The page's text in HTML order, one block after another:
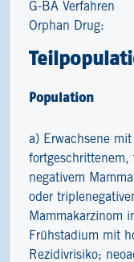
G-BA Verfahren
Orphan Drug:
Population
a) Erwachsene mit
fortgeschrittenem,
negativem
oder
Mammakarzinom
Frühstadium mit
Rezidivrisiko;